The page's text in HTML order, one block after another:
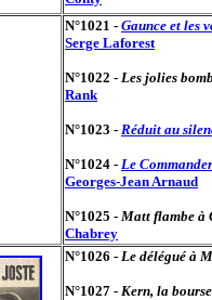
N°1021 - Gaunce et les
Serge Laforest
N°1022 - Les jolies
Rank
N°1023 - Réduit au
N°1024 - Le
Georges-Jean Arnaud
N°1025 - Matt flambe à
Chabrey
N°1026 - Le délégué à
N°1027 - Kern, la